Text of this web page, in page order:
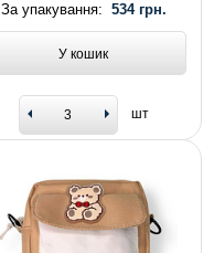
За упакування: 534 грн.
У кошик
шт